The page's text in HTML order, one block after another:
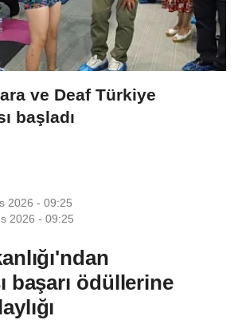
ve Deaf Türkiye
başladı
2026 - 09:25
2026 - 09:25
başarı ödüllerine